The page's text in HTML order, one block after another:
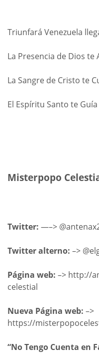
Triunfará Venezuela
La Presencia de Dios te
La Sangre de Cristo te
El Espíritu Santo te
Misterpopo
Twitter: —–>
Twitter alterno: –>
Página web: –> http://
celestial
Nueva Página web: –>
https://
“No Tengo Cuenta en